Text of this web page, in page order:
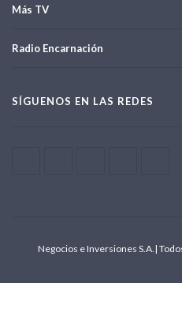
Más TV
Radio Encarnación
SÍGUENOS EN LAS REDES
Negocios e Inversiones S.A.|